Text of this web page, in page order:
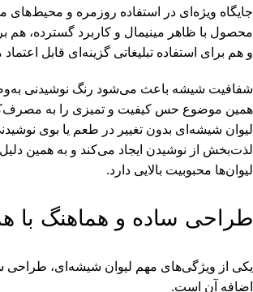
جایگاه ویژه‌ای در استفاده روزمره و محیط‌های
محصول با ظاهر مینیمال و کاربرد گسترده،
و هم برای استفاده تبلیغاتی گزینه‌ای قابل
شفافیت شیشه باعث می‌شود رنگ نوشیدنی
همین موضوع حس کیفیت و تمیزی را به
لیوان شیشه‌ای بدون تغییر در طعم یا بوی
لذت‌بخش از نوشیدن ایجاد می‌کند و به همین دلیل
لیوان‌ها محبوبیت بالایی دارد.
طراحی ساده و هماهنگ با
یکی از ویژگی‌های مهم لیوان شیشه‌ای، طراحی
اضافه آن است.